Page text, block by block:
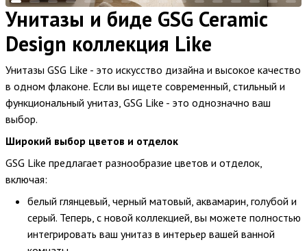
Унитазы и биде GSG Ceramic
Design коллекция Like
Унитазы GSG Like - это искусство дизайна и высокое качество
в одном флаконе. Если вы ищете современный, стильный и
функциональный унитаз, GSG Like - это однозначно ваш
выбор.
Широкий выбор цветов и отделок
GSG Like предлагает разнообразие цветов и отделок,
включая:
белый глянцевый, черный матовый, аквамарин, голубой и
серый. Теперь, с новой коллекцией, вы можете полностью
интегрировать ваш унитаз в интерьер вашей ванной